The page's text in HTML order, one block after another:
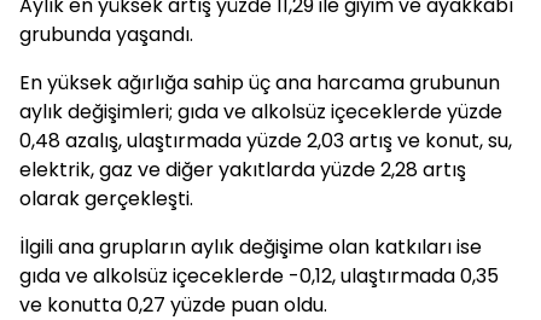
grubunda yaşandı.
En yüksek ağırlığa sahip üç ana harcama grubunun
aylık değişimleri; gıda ve alkolsüz içeceklerde yüzde
0,48 azalış, ulaştırmada yüzde 2,03 artış ve konut, su,
elektrik, gaz ve diğer yakıtlarda yüzde 2,28 artış
olarak gerçekleşti.
İlgili ana grupların aylık değişime olan katkıları ise
gıda ve alkolsüz içeceklerde -0,12, ulaştırmada 0,35
ve konutta 0,27 yüzde puan oldu.